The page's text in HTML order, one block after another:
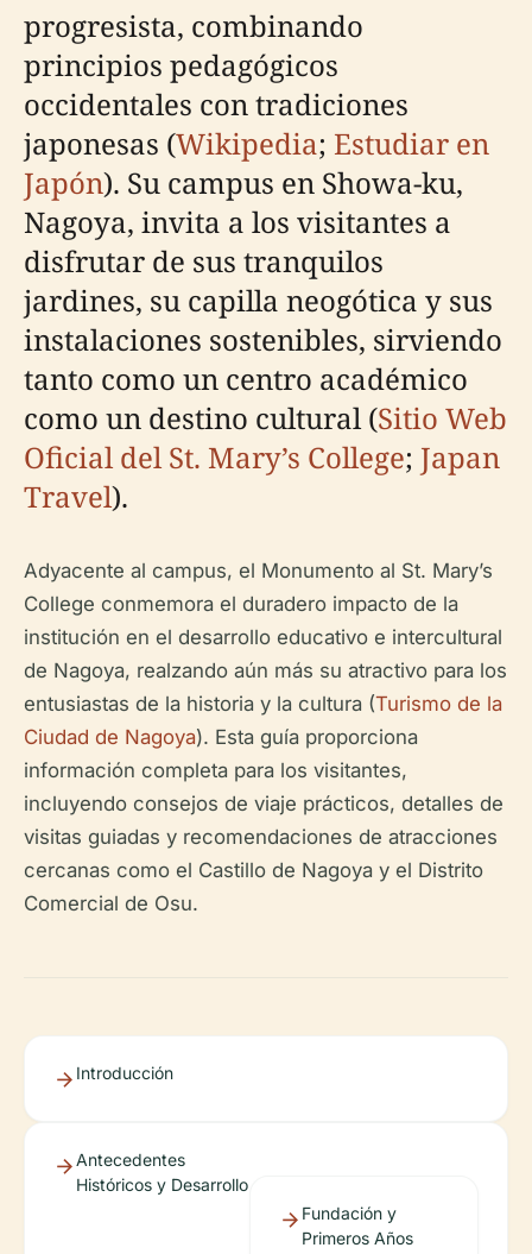
progresista, combinando
principios pedagógicos
occidentales con tradiciones
japonesas (Wikipedia; Estudiar en
Japón). Su campus en Showa-ku,
Nagoya, invita a los visitantes a
disfrutar de sus tranquilos
jardines, su capilla neogótica y sus
instalaciones sostenibles, sirviendo
tanto como un centro académico
como un destino cultural (Sitio Web
Oficial del St. Mary’s College; Japan
Travel).
Adyacente al campus, el Monumento al St. Mary’s
College conmemora el duradero impacto de la
institución en el desarrollo educativo e intercultural
de Nagoya, realzando aún más su atractivo para los
entusiastas de la historia y la cultura (Turismo de la
Ciudad de Nagoya). Esta guía proporciona
información completa para los visitantes,
incluyendo consejos de viaje prácticos, detalles de
visitas guiadas y recomendaciones de atracciones
cercanas como el Castillo de Nagoya y el Distrito
Comercial de Osu.
Introducción
Antecedentes
Históricos y Desarrollo
Fundación y
Primeros Años